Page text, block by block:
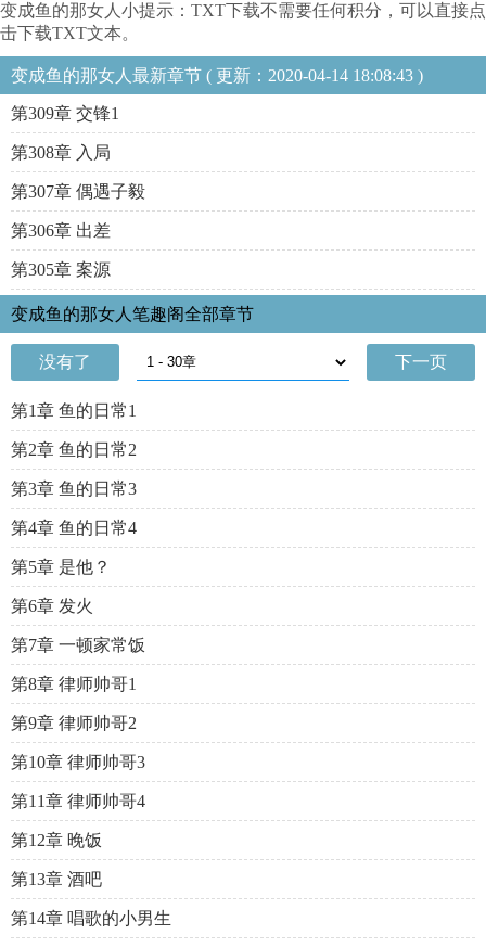
变成鱼的那女人小提示：TXT下载不需要任何积分，可以直接点
击下载TXT文本。
变成鱼的那女人最新章节 ( 更新：2020-04-14 18:08:43 )
第309章 交锋1
第308章 入局
第307章 偶遇子毅
第306章 出差
第305章 案源
变成鱼的那女人笔趣阁全部章节
没有了 下一页
第1章 鱼的日常1
第2章 鱼的日常2
第3章 鱼的日常3
第4章 鱼的日常4
第5章 是他？
第6章 发火
第7章 一顿家常饭
第8章 律师帅哥1
第9章 律师帅哥2
第10章 律师帅哥3
第11章 律师帅哥4
第12章 晚饭
第13章 酒吧
第14章 唱歌的小男生